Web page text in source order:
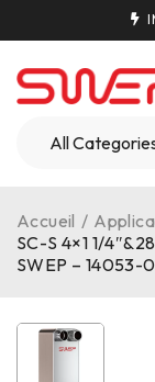
Accueil /
SC-S 4×1 1/
SWEP – 14053-